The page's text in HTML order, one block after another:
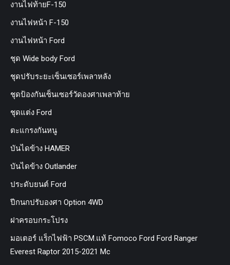
งานไฟท้ายF-150
งานไฟหน้า F-150
งานไฟหน้า Ford
ชุด Wide body Ford
ชุดปรับระยะเซ็นเซอร์เพลาหลัง
ชุดป้องกันเซ็นเซอร์วัดองศาเพลาท้าย
ชุดแต่ง Ford
ตะแกรงกันหนู
บันไดข้าง HAMER
บันไดข้าง Outlander
ประดับยนต์ Ford
ปีกนกปรับองศา Option 4WD
ฝาครอบกระโปรง
มอเตอร์ แร็กไฟฟ้า PSCM.แท้ Fomoco Ford Ford Ranger
Everest Raptor 2015-2021 Mc